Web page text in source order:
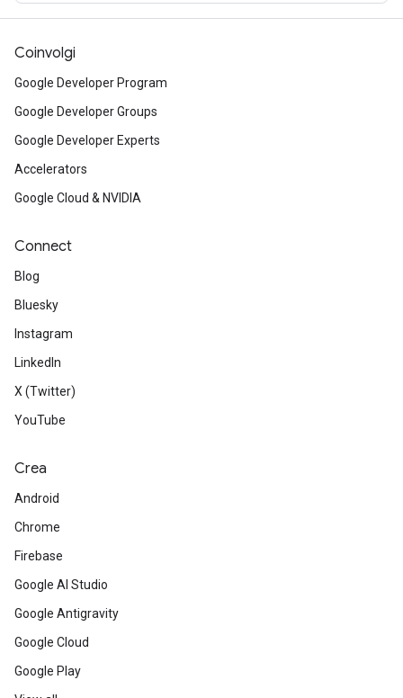
Coinvolgi
Google Developer Program
Google Developer Groups
Google Developer Experts
Accelerators
Google Cloud & NVIDIA
Connect
Blog
Bluesky
Instagram
LinkedIn
X (Twitter)
YouTube
Crea
Android
Chrome
Firebase
Google AI Studio
Google Antigravity
Google Cloud
Google Play